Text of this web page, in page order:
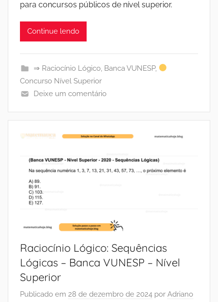
para concursos públicos de nível superior.
Continue lendo
⇒ Raciocínio Lógico, Banca VUNESP,
Concurso Nível Superior
Deixe um comentário
Raciocínio Lógico: Sequências
Lógicas – Banca VUNESP – Nível
Superior
Publicado em 28 de dezembro de 2024 por Adriano